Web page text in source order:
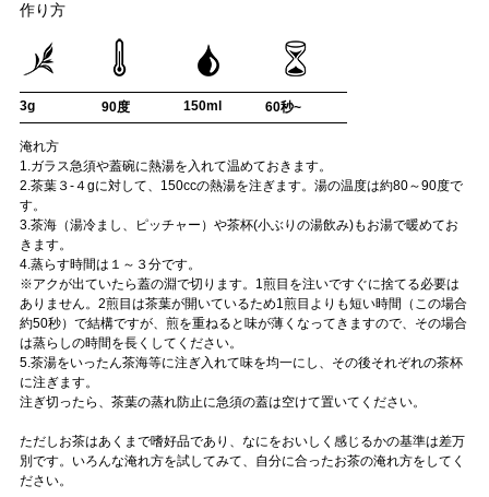
作り方
3g 90度 150ml 60秒~
淹れ方
1.ガラス急須や蓋碗に熱湯を入れて温めておきます。
2.茶葉３-４gに対して、150ccの熱湯を注ぎます。湯の温度は約80～90度で
す。
3.茶海（湯冷まし、ピッチャー）や茶杯(小ぶりの湯飲み)もお湯で暖めてお
きます。
4.蒸らす時間は１～３分です。
※アクが出ていたら蓋の淵で切ります。1煎目を注いですぐに捨てる必要は
ありません。2煎目は茶葉が開いているため1煎目よりも短い時間（この場合
約50秒）で結構ですが、煎を重ねると味が薄くなってきますので、その場合
は蒸らしの時間を長くしてください。
5.茶湯をいったん茶海等に注ぎ入れて味を均一にし、その後それぞれの茶杯
に注ぎます。
注ぎ切ったら、茶葉の蒸れ防止に急須の蓋は空けて置いてください。
ただしお茶はあくまで嗜好品であり、なにをおいしく感じるかの基準は差万
別です。いろんな淹れ方を試してみて、自分に合ったお茶の淹れ方をしてく
ださい。